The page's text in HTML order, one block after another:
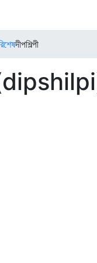
দীপশিল্পী